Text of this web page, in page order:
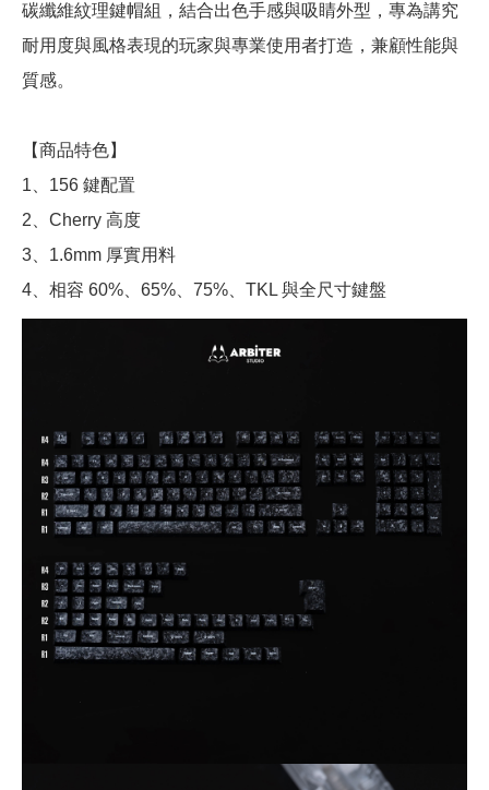
碳纖維紋理鍵帽組，結合出色手感與吸睛外型，專為講究
耐用度與風格表現的玩家與專業使用者打造，兼顧性能與
質感。
【商品特色】
1、156 鍵配置
2、Cherry 高度
3、1.6mm 厚實用料
4、相容 60%、65%、75%、TKL 與全尺寸鍵盤